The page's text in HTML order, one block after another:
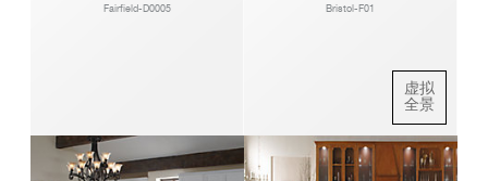
Fairfield-D0005 Bristol-F01
虚拟
全景